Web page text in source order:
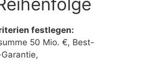
festlegen:
50 Mio. €, Best-